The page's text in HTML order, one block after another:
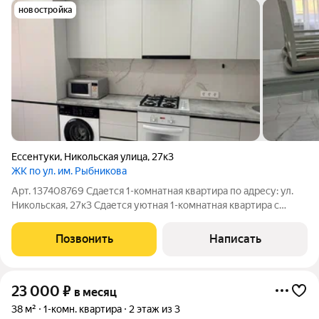
новостройка
Ессентуки, Никольская улица, 27к3
ЖК по ул. им. Рыбникова
Арт. 137408769 Сдается 1-комнатная квартира по адресу: ул.
Никольская, 27к3 Сдается уютная 1-комнатная квартира с
Квартира полностью меблирована и укомплектована всей
необходимой техникой для
Позвонить Написать
23 000 ₽ в месяц
38 м² 1-комн. квартира 2 этаж из 3